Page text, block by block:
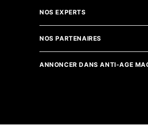
NOS EXPERTS
NOS PARTENAIRES
ANNONCER DANS ANTI-AGE